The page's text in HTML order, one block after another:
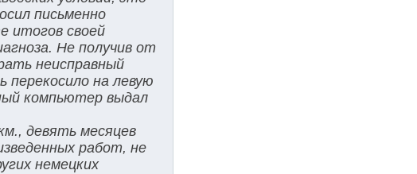
письменно
итогов своей
Не получив от
неисправный
перекосило на левую
компьютер выдал
девять месяцев
работ, не
немецких